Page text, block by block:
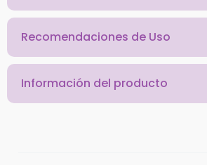
Recomendaciones de Uso
Información del producto